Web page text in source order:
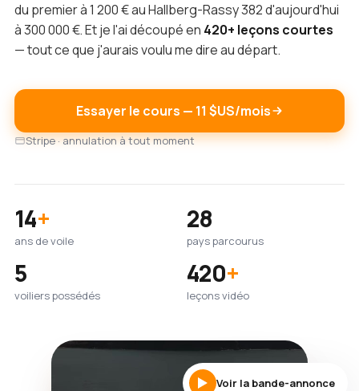
du premier à 1 200 € au Hallberg-Rassy 382 d'aujourd'hui
à 300 000 €. Et je l'ai découpé en 420+ leçons courtes
— tout ce que j'aurais voulu me dire au départ.
Essayer le cours — 11 $US/mois
Stripe · annulation à tout moment
14+
ans de voile
28
pays parcourus
5
voiliers possédés
420+
leçons vidéo
Voir la bande-annonce